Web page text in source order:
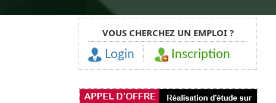
VOUS CHERCHEZ UN EMPLOI ?
Login Inscription